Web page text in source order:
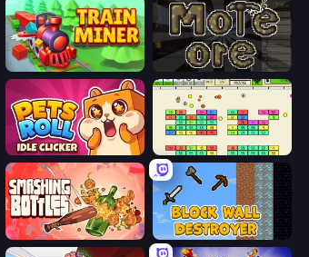
Train Miner More Ore
Pets Roll: Idle Clicker Idle Breakout
Smashing Bottles Block Wall Destroyer